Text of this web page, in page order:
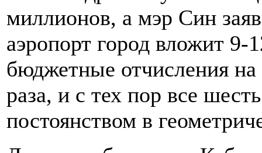
миллионов, а мэр Син
аэропорт город вложит
бюджетные отчисления на
раза, и с тех пор все
постоянством в